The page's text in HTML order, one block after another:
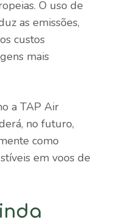
O uso de
as emissões,
custos
mais
a TAP Air
no futuro,
como
em voos de